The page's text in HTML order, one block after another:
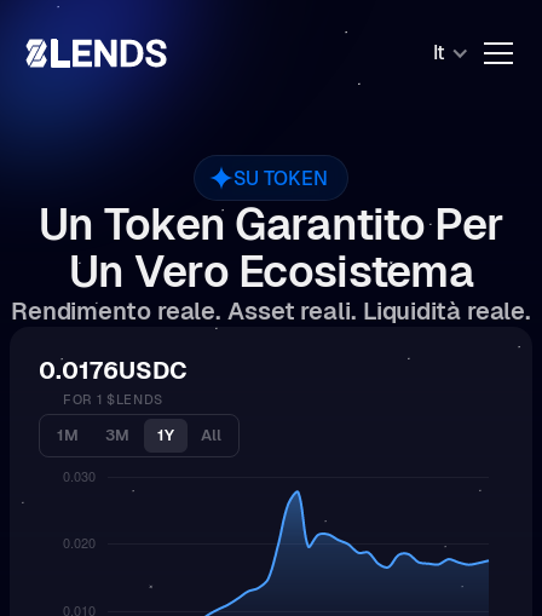
It
SU TOKEN
Un Token Garantito Per
Un Vero Ecosistema
Rendimento reale. Asset reali. Liquidità reale.
0.0176USDC
FOR 1 $LENDS
1M 3M 1Y All